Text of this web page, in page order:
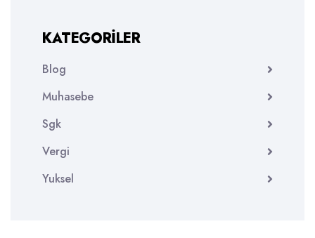
KATEGORILER
Blog
Muhasebe
Sgk
Vergi
Yuksel